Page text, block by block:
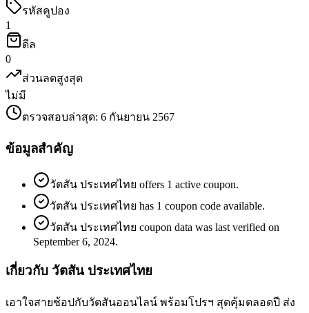
รหัสคูปอง
1
ดีล
0
ส่วนลดสูงสุด
ไม่มี
ตรวจสอบล่าสุด: 6 กันยายน 2567
ข้อมูลสำคัญ
วัตสัน ประเทศไทย offers 1 active coupon.
วัตสัน ประเทศไทย has 1 coupon code available.
วัตสัน ประเทศไทย coupon data was last verified on
September 6, 2024.
เกี่ยวกับ วัตสัน ประเทศไทย
เอาใจสายช้อปกับวัตสันออนไลน์ พร้อมโปรฯ สุดคุ้มตลอดปี ส่ง